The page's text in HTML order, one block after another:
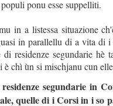
ponu esse suppelliti.
in a listessa situazione
in parallellu di a vita di
residenze segundarie hè
chì ùn si mischjanu cun
segundarie in
quelle di i Corsi in i so